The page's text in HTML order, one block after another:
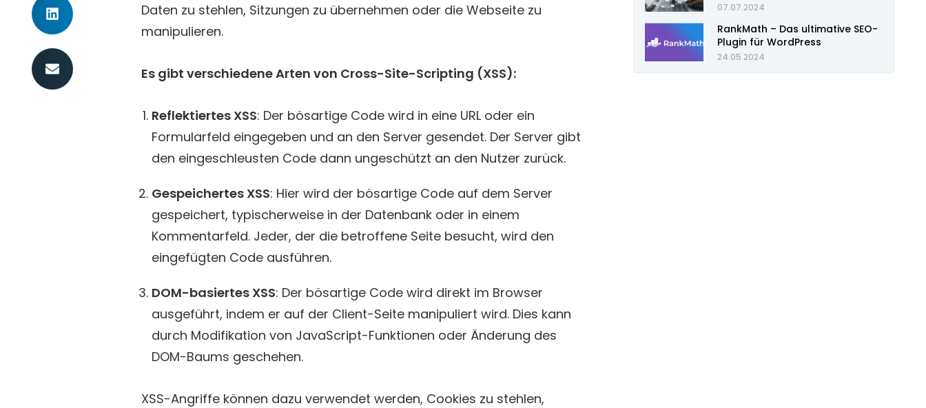
Daten zu stehlen, Sitzungen zu übernehmen oder die Webseite zu
manipulieren.
Es gibt verschiedene Arten von Cross-Site-Scripting (XSS):
Reflektiertes XSS: Der bösartige Code wird in eine URL oder ein
Formularfeld eingegeben und an den Server gesendet. Der Server gibt
den eingeschleusten Code dann ungeschützt an den Nutzer zurück.
Gespeichertes XSS: Hier wird der bösartige Code auf dem Server
gespeichert, typischerweise in der Datenbank oder in einem
Kommentarfeld. Jeder, der die betroffene Seite besucht, wird den
eingefügten Code ausführen.
DOM-basiertes XSS: Der bösartige Code wird direkt im Browser
ausgeführt, indem er auf der Client-Seite manipuliert wird. Dies kann
durch Modifikation von JavaScript-Funktionen oder Änderung des
DOM-Baums geschehen.
XSS-Angriffe können dazu verwendet werden, Cookies zu stehlen,
07.07.2024
RankMath – Das ultimative SEO-
Plugin für WordPress
24.05.2024